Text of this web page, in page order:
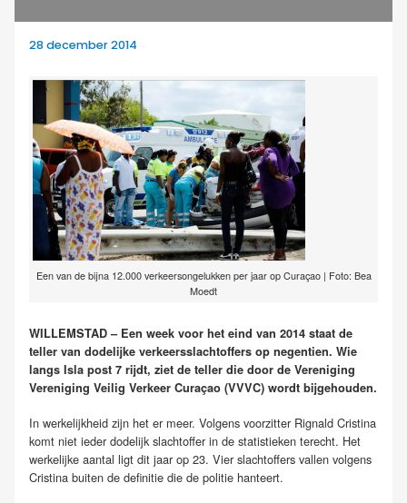
28 december 2014
Een van de bijna 12.000 verkeersongelukken per jaar op Curaçao | Foto: Bea
Moedt
WILLEMSTAD – Een week voor het eind van 2014 staat de
teller van dodelijke verkeersslachtoffers op negentien. Wie
langs Isla post 7 rijdt, ziet de teller die door de Vereniging
Vereniging Veilig Verkeer Curaçao (VVVC) wordt bijgehouden.
In werkelijkheid zijn het er meer. Volgens voorzitter Rignald Cristina
komt niet ieder dodelijk slachtoffer in de statistieken terecht. Het
werkelijke aantal ligt dit jaar op 23. Vier slachtoffers vallen volgens
Cristina buiten de definitie die de politie hanteert.